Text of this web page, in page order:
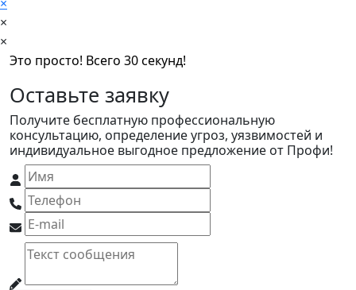
×
×
Это просто! Всего 30 секунд!
Оставьте заявку
Получите бесплатную профессиональную
консультацию, определение угроз, уязвимостей и
индивидуальное выгодное предложение от Профи!